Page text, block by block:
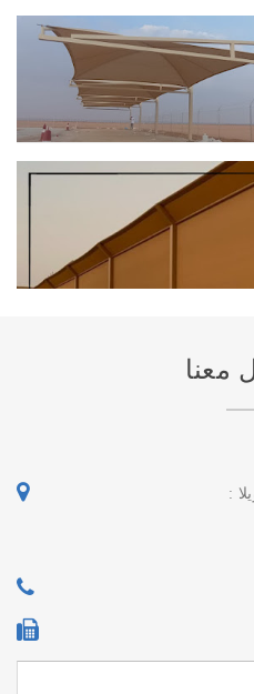
سيارات والسواتر
في جدة
معنا
: